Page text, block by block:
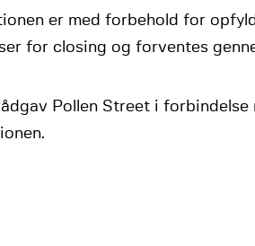
er med forbehold for
for closing og forventes
Pollen Street i forbindelse